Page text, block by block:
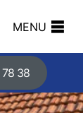
MENU
38